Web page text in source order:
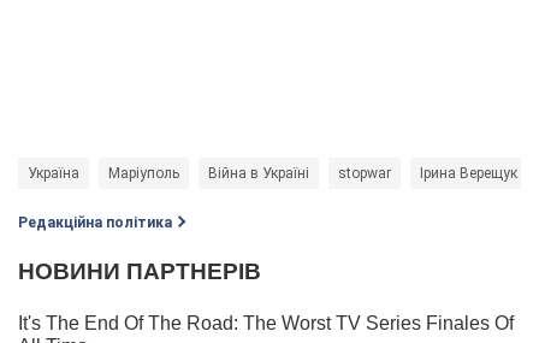
Україна Маріуполь Війна в Україні stopwar Ірина Верещук
Редакційна політика